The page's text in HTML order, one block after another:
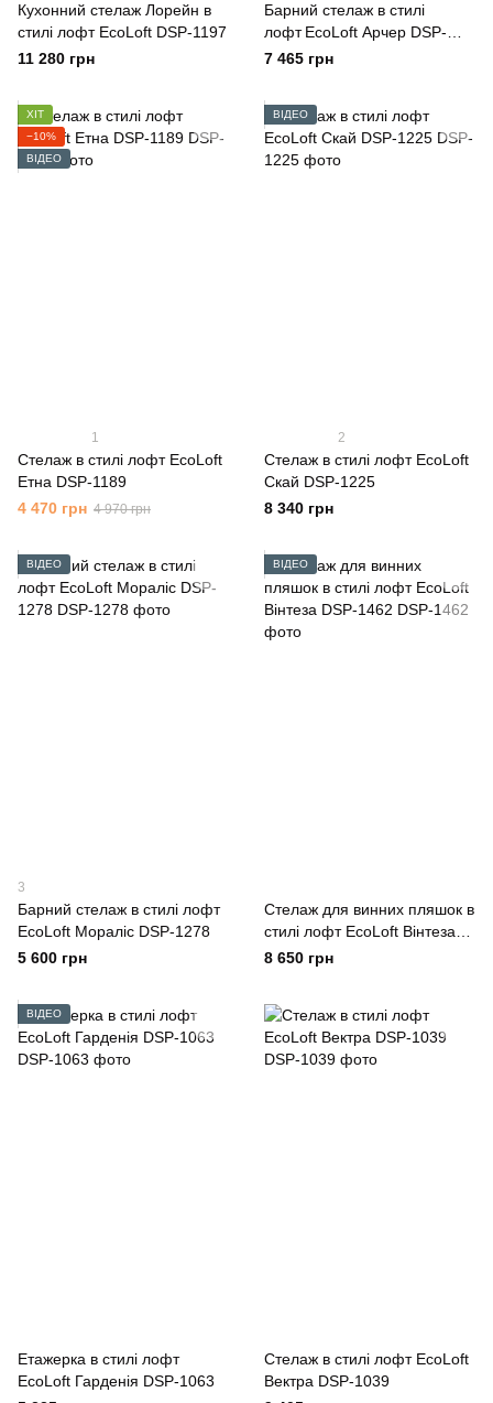
Кухонний стелаж Лорейн в
стилі лофт EcoLoft DSP-1197
11 280 грн
Барний стелаж в стилі
лофт EcoLoft Арчер DSP-
1267
7 465 грн
ХІТ
−10%
ВІДЕО
1
Стелаж в стилі лофт EcoLoft
Етна DSP-1189
4 470 грн 4 970 грн
ВІДЕО
2
Стелаж в стилі лофт EcoLoft
Скай DSP-1225
8 340 грн
ВІДЕО
3
Барний стелаж в стилі лофт
EcoLoft Мораліс DSP-1278
5 600 грн
ВІДЕО
Стелаж для винних пляшок в
стилі лофт EcoLoft Вінтеза
DSP-1462
8 650 грн
ВІДЕО
Етажерка в стилі лофт
EcoLoft Гарденія DSP-1063
Стелаж в стилі лофт EcoLoft
Вектра DSP-1039